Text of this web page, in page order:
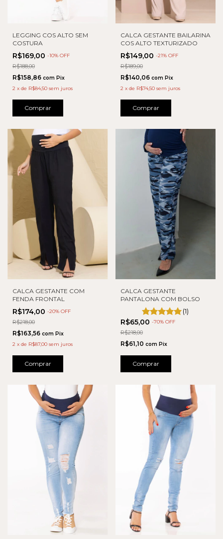
LEGGING COS ALTO SEM
COSTURA
R$169,00 -10% OFF
R$188,00
R$158,86 com Pix
2 x de R$84,50 sem juros
Comprar
CALCA GESTANTE BAILARINA
COS ALTO TEXTURIZADO
R$149,00 -21% OFF
R$189,00
R$140,06 com Pix
2 x de R$74,50 sem juros
Comprar
CALCA GESTANTE COM
FENDA FRONTAL
R$174,00 -20% OFF
R$218,00
R$163,56 com Pix
2 x de R$87,00 sem juros
Comprar
CALCA GESTANTE
PANTALONA COM BOLSO
(1)
R$65,00 -70% OFF
R$218,00
R$61,10 com Pix
Comprar